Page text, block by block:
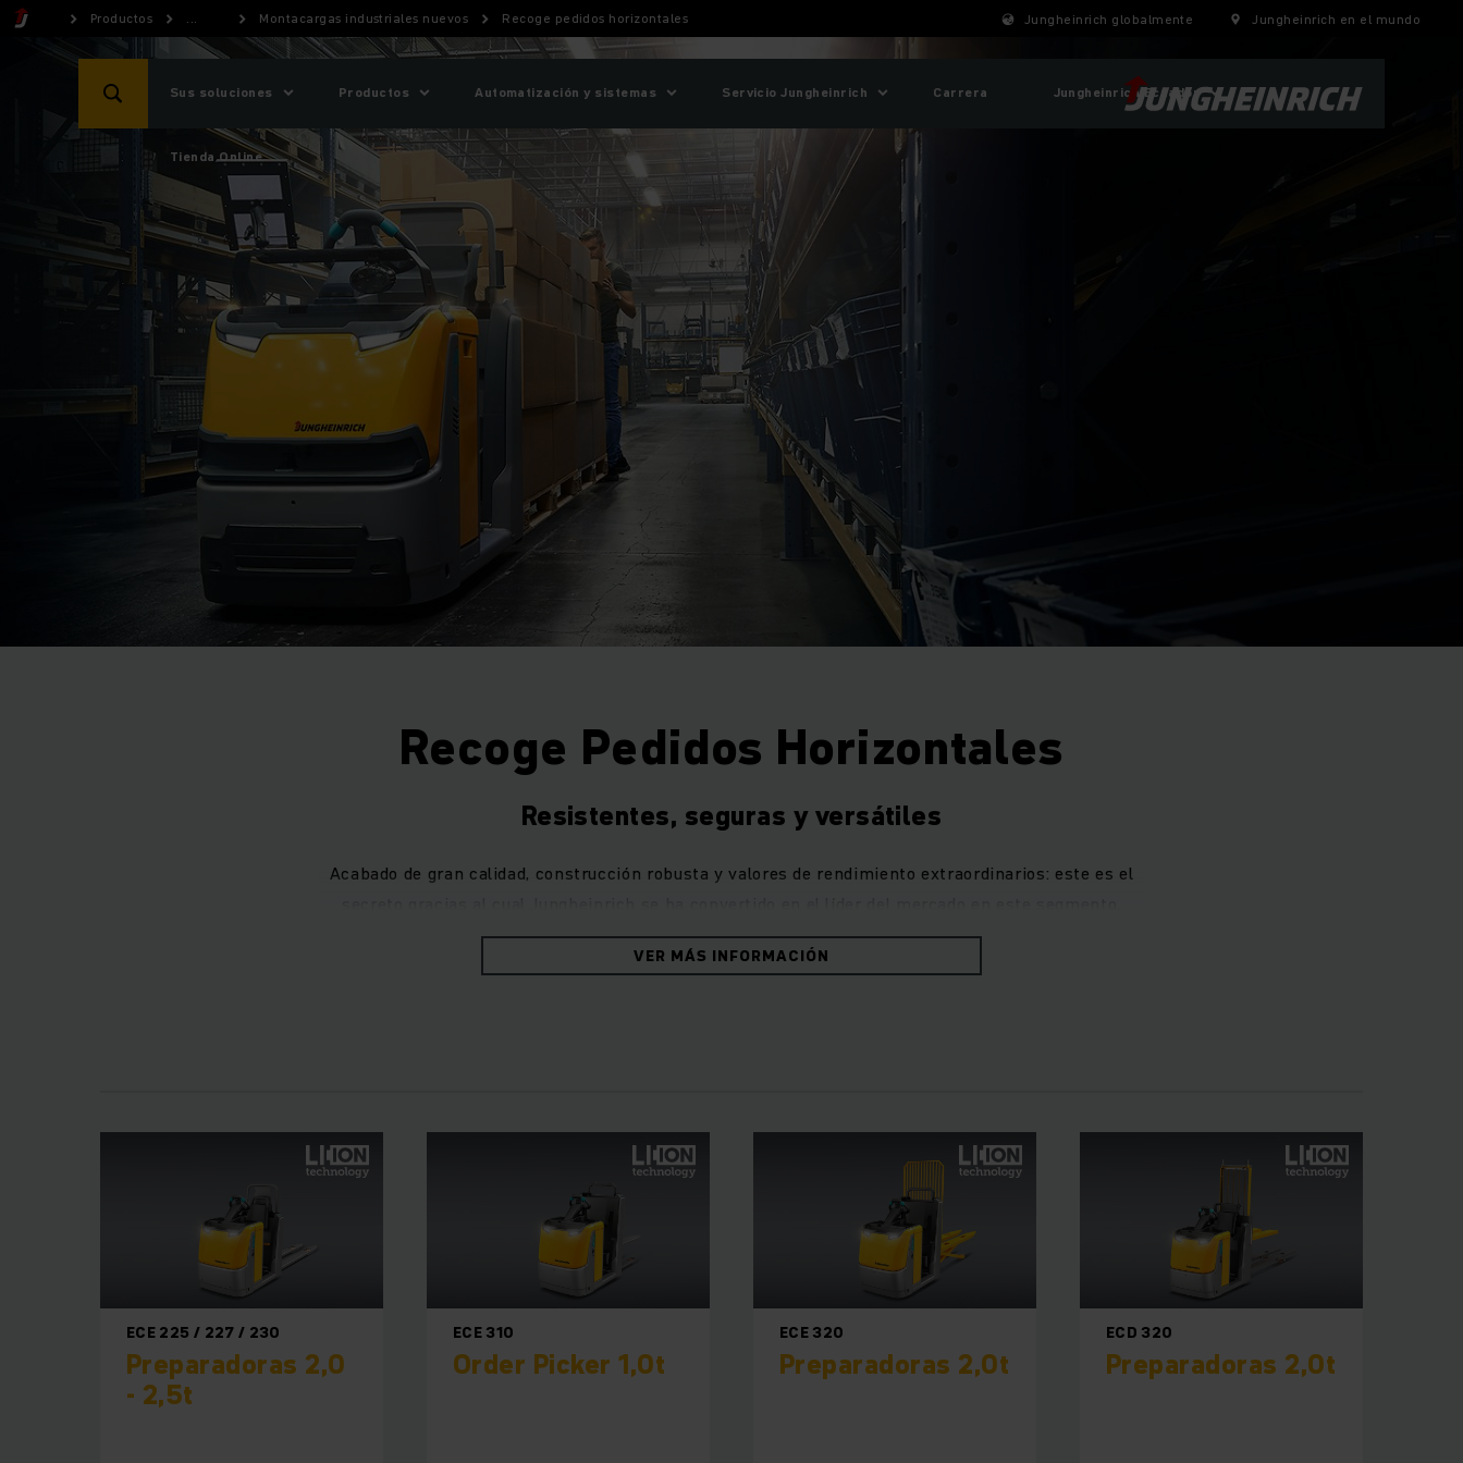
Productos ... Montacargas industriales nuevos Recoge pedidos horizontales Jungheinrich globalmente Jungheinrich en el mundo
Sus soluciones Productos Automatización y sistemas Servicio Jungheinrich Carrera Jungheinrich Ecuador
Tienda Online
Recoge Pedidos Horizontales
Resistentes, seguras y versátiles
Acabado de gran calidad, construcción robusta y valores de rendimiento extraordinarios: este es el
gracias a unas cifras de venta considerables y al alto grado de satisfacción de los clientes.
Su rumbo ergonómico hacia un mayor picking por hora
A pesar de sus dimensiones compactas, nuestras ECE cuentan con un espacioso puesto de
conductor y numerosas bandejas prácticas en el capó frontal y el respaldo. Con sus horquillas de una
longitud de 2,4 m, los recoge pedidos horizontales recogen hasta tres palets de hasta 2,5 t. Su
bastidor de acero de 8 mm y un faldón del bastidor elevado en el capó frontal proporcionan las
seguridad necesaria. ¡Adapte su preparadora horizontal a sus requerimientos individuales! Se lo
garantizamos con una gran variedad de opciones adicionales.
VER MÁS INFORMACIÓN
ECE 225 / 227 / 230
Preparadoras 2,0
- 2,5t
ECE 310
Order Picker 1,0t
ECE 320
Preparadoras 2,0t
ECD 320
Preparadoras 2,0t